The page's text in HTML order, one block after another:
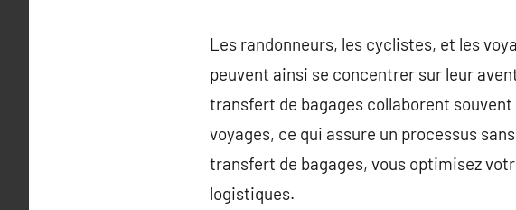
Les randonneurs, les cyclistes, et les
peuvent ainsi se concentrer sur leur
transfert de bagages collaborent
voyages, ce qui assure un processus
transfert de bagages, vous optimisez
logistiques.